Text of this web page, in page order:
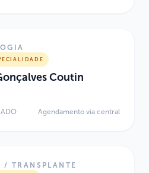
Albert Einstein, além de
de Medicina Diagnóstica
de Neurodiagnóstico
experiência em neurologia
e assistência médica
Coutin
Agendamento via central
/ TRANSPLANTE